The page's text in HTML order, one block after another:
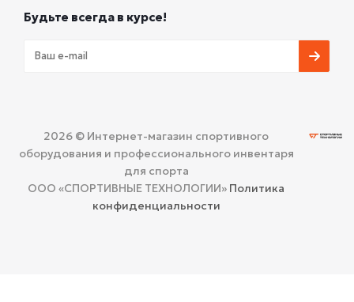
Будьте всегда в курсе!
2026 © Интернет-магазин спортивного
оборудования и профессионального инвентаря
для спорта
ООО «СПОРТИВНЫЕ ТЕХНОЛОГИИ» Политика
конфиденциальности